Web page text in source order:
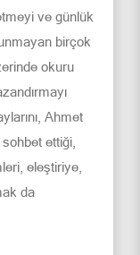
ve günlük
birçok
okuru
Ahmet
ettiği,
eleştiriye,
da